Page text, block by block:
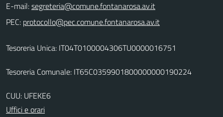
E-mail:
PEC:
Tesoreria Unica: IT04T0100004306TU0000016751
Tesoreria Comunale: IT65C0359901800000000190224
CUU: UFEKE6
Uffici e orari